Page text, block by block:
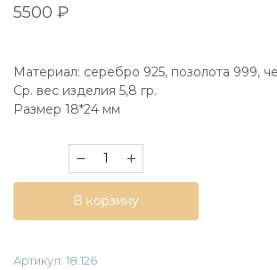
5500 ₽
Материал: серебро 925, позолота 999,
Ср. вес изделия 5,8 гр.
Размер 18*24 мм
Количество
товара
"Да
В корзину
Артикул: 18.126